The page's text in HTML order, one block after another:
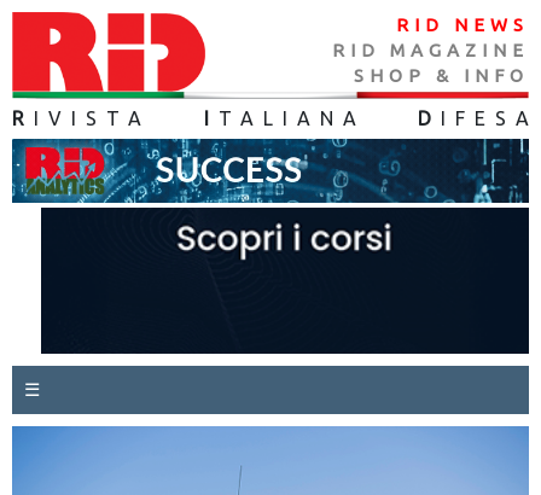
RID NEWS
RID MAGAZINE
SHOP & INFO
R IVISTA TALIANA D IFES A
☰